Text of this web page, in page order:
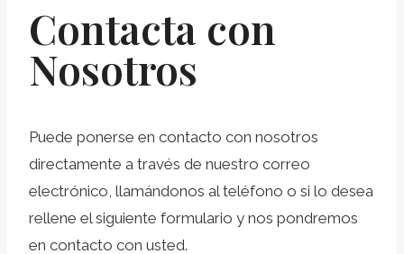
Contacta con
Nosotros
Puede ponerse en contacto con nosotros
directamente a través de nuestro correo
electrónico, llamándonos al teléfono o si lo desea
rellene el siguiente formulario y nos pondremos
en contacto con usted.